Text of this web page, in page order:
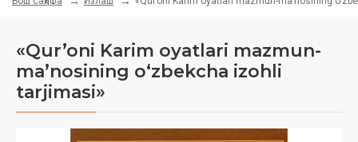
«Qur’oni Karim oyatlari mazmun-
ma’nosining o‘zbekcha izohli
tarjimasi»